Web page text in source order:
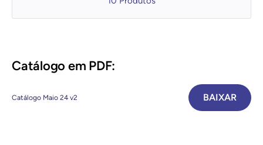
Catálogo em PDF:
Catálogo Maio 24 v2 BAIXAR